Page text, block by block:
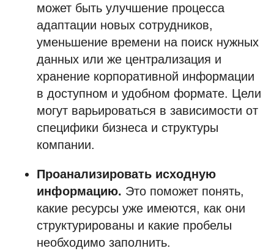
может быть улучшение процесса
адаптации новых сотрудников,
уменьшение времени на поиск нужных
данных или же централизация и
хранение корпоративной информации
в доступном и удобном формате. Цели
могут варьироваться в зависимости от
специфики бизнеса и структуры
компании.
Проанализировать исходную
информацию. Это поможет понять,
какие ресурсы уже имеются, как они
структурированы и какие пробелы
необходимо заполнить.